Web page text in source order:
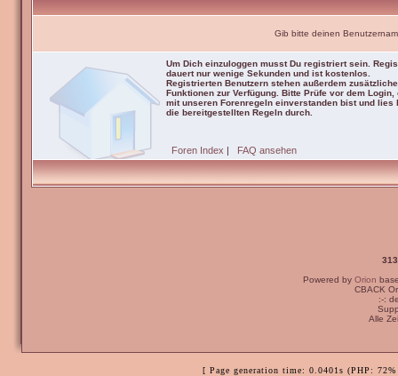
Gib bitte deinen
Um Dich einzuloggen musst Du registriert sein.
dauert nur wenige Sekunden und ist kostenlos.
Registrierten Benutzern stehen außerdem zusätzliche
Funktionen zur Verfügung. Bitte Prüfe vor dem Login,
mit unseren Forenregeln einverstanden bist und lies
die bereitgestellten Regeln durch.
Foren Index | FAQ ansehen
Powered by Orion
CBACK
:-:
Alle
[ Page generation time: 0.0401s (PHP: